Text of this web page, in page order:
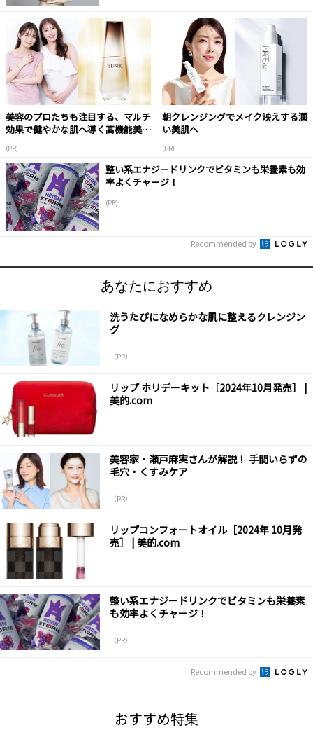
美容のプロたちも注目する、マルチ
効果で健やかな肌へ導く高機能美容
(PR)
朝クレンジングでメイク映えする潤
い美肌へ
(PR)
整い系エナジードリンクでビタミンも栄養素も効
率よくチャージ！
(PR)
Recommended by
あなたにおすすめ
洗うたびになめらかな肌に整えるクレンジン
グ
（PR）
リップ ホリデーキット［2024年10月発売］ |
美的.com
美容家・瀬戸麻実さんが解説！ 手間いらずの
毛穴・くすみケア
（PR）
リップコンフォートオイル［2024年 10月発
売］ | 美的.com
整い系エナジードリンクでビタミンも栄養素
も効率よくチャージ！
（PR）
Recommended by
おすすめ特集